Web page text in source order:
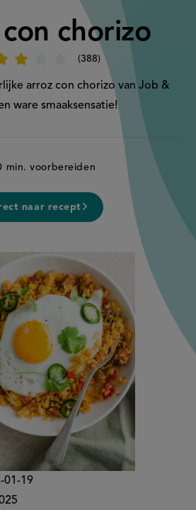
chorizo
388
'Arroz
con
arroz con chorizo van Job &
ware smaaksensatie!
min. voorbereiden
naar recept
01-19